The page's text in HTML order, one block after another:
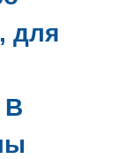
для
В